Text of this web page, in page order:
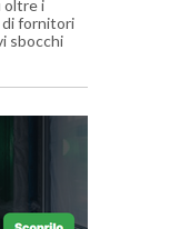
oltre i
di fornitori
sbocchi